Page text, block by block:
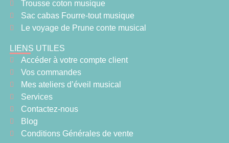
Trousse coton musique
Sac cabas Fourre-tout musique
Le voyage de Prune conte musical
LIENS UTILES
Accéder à votre compte client
Vos commandes
Mes ateliers d’éveil musical
Services
Contactez-nous
Blog
Conditions Générales de vente